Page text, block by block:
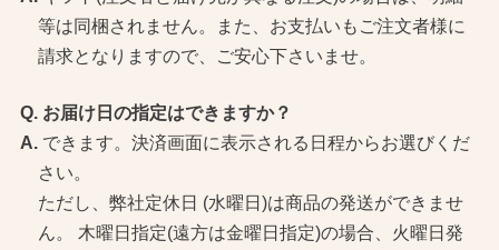
等は同梱されません。また、お支払いもご注文者様に
請求となりますので、ご安心下さいませ。
お届け日の指定はできますか？
できます。決済画面に表示される日程からお選びくだ
さい。
ただし、弊社定休日 (水曜日)は商品の発送ができませ
ん。 木曜日指定(遠方は金曜日指定)の場合、火曜日発